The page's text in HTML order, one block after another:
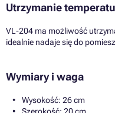
Utrzymanie
VL-204 ma możliwość
idealnie nadaje się do
Wymiary i waga
Wysokość: 26 cm
Szerokość: 20 cm